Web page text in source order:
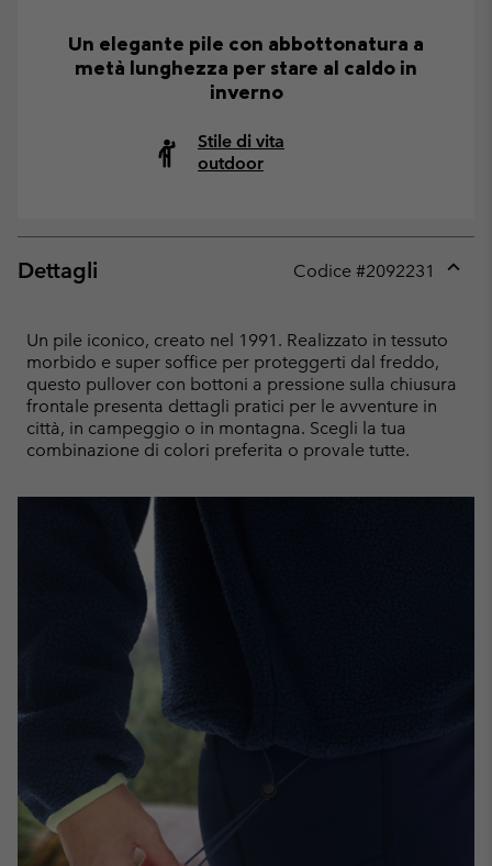
Un elegante pile con abbottonatura a
metà lunghezza per stare al caldo in
inverno
Stile di vita
outdoor
Dettagli Codice #2092231
Un pile iconico, creato nel 1991. Realizzato in tessuto
morbido e super soffice per proteggerti dal freddo,
questo pullover con bottoni a pressione sulla chiusura
frontale presenta dettagli pratici per le avventure in
città, in campeggio o in montagna. Scegli la tua
combinazione di colori preferita o provale tutte.